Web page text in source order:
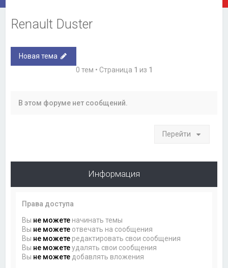
Renault Duster
Новая тема
0 тем • Страница 1 из 1
В этом форуме нет сообщений.
Перейти
Информация
Права доступа
Вы не можете начинать темы
Вы не можете отвечать на сообщения
Вы не можете редактировать свои сообщения
Вы не можетеудалять свои сообщения
Вы не можете добавлять вложения